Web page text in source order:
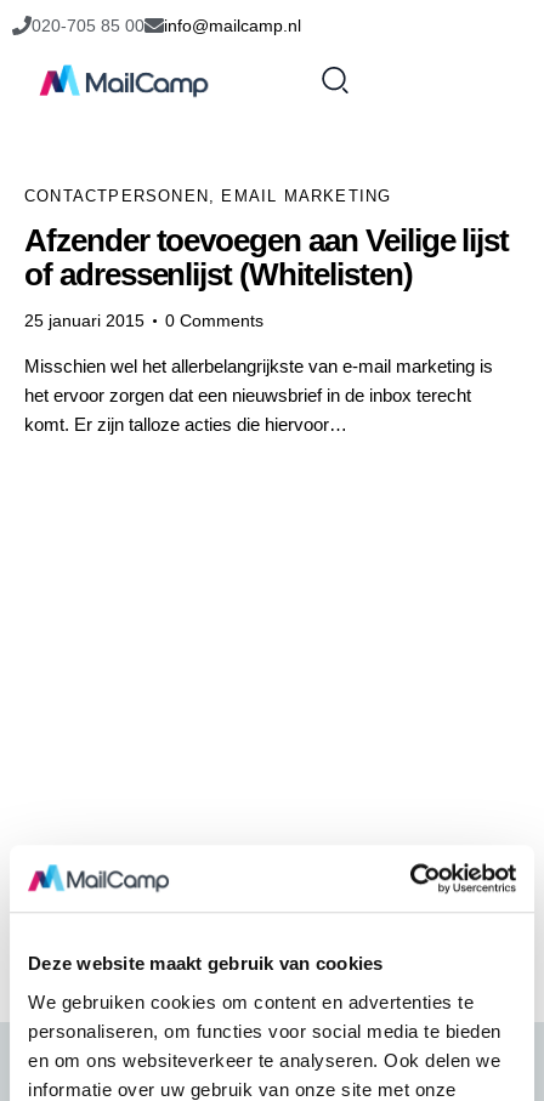
Deze website maakt gebruik van cookies
We gebruiken cookies om content en advertenties te
personaliseren, om functies voor social media te bieden
en om ons websiteverkeer te analyseren. Ook delen we
informatie over uw gebruik van onze site met onze
020-705 85 00 info@mailcamp.nl
CONTACTPERSONEN , EMAIL MARKETING
Afzender toevoegen aan Veilige lijst
of adressenlijst (Whitelisten)
25 januari 2015 0 Comments
Misschien wel het allerbelangrijkste van e-mail marketing is
het ervoor zorgen dat een nieuwsbrief in de inbox terecht
komt. Er zijn talloze acties die hiervoor…